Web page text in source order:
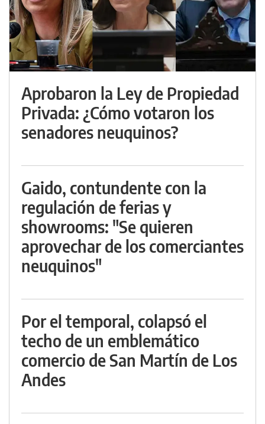
Aprobaron la Ley de Propiedad
Privada: ¿Cómo votaron los
senadores neuquinos?
Gaido, contundente con la
regulación de ferias y
showrooms: "Se quieren
aprovechar de los comerciantes
neuquinos"
Por el temporal, colapsó el
techo de un emblemático
comercio de San Martín de Los
Andes